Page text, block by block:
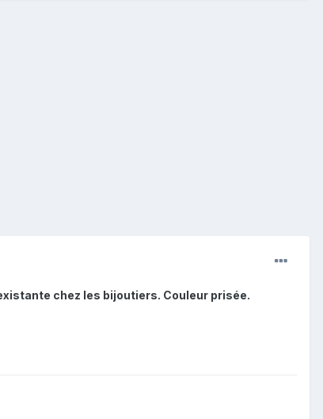
chez les bijoutiers. Couleur prisée.